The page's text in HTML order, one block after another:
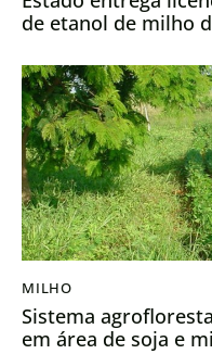
de etanol de milho
MILHO
Sistema
em área de soja e